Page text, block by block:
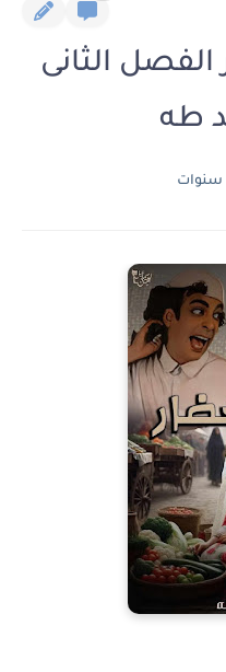
الفصل الثانى
سنوات